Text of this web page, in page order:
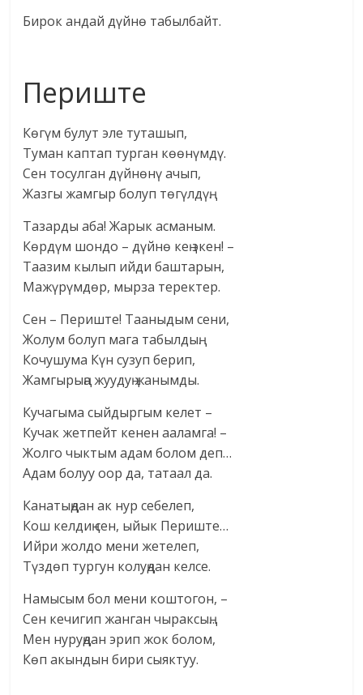
Бирок андай дүйнө табылбайт.
Периште
Көгүм булут эле туташып,
Туман каптап турган көөнүмдү.
Сен тосулган дүйнөнү ачып,
Жазгы жамгыр болуп төгүлдүң.
Тазарды аба! Жарык асманым.
Көрдүм шондо – дүйнө кең экен! –
Таазим кылып ийди баштарын,
Мажүрүмдөр, мырза теректер.
Сен – Периште! Тааныдым сени,
Жолум болуп мага табылдың.
Кочушума Күн сузуп берип,
Жамгырыңа жуудуң жанымды.
Кучагыма сыйдыргым келет –
Кучак жетпейт кенен ааламга! –
Жолго чыктым адам болом деп…
Адам болуу оор да, татаал да.
Канатыңдан ак нур себелеп,
Кош келдиң сен, ыйык Периште…
Ийри жолдо мени жетелеп,
Түздөп тургун колуңдан келсе.
Намысым бол мени коштогон, –
Сен кечигип жанган чыраксың…
Мен нуруңдан эрип жок болом,
Көп акындын бири сыяктуу.